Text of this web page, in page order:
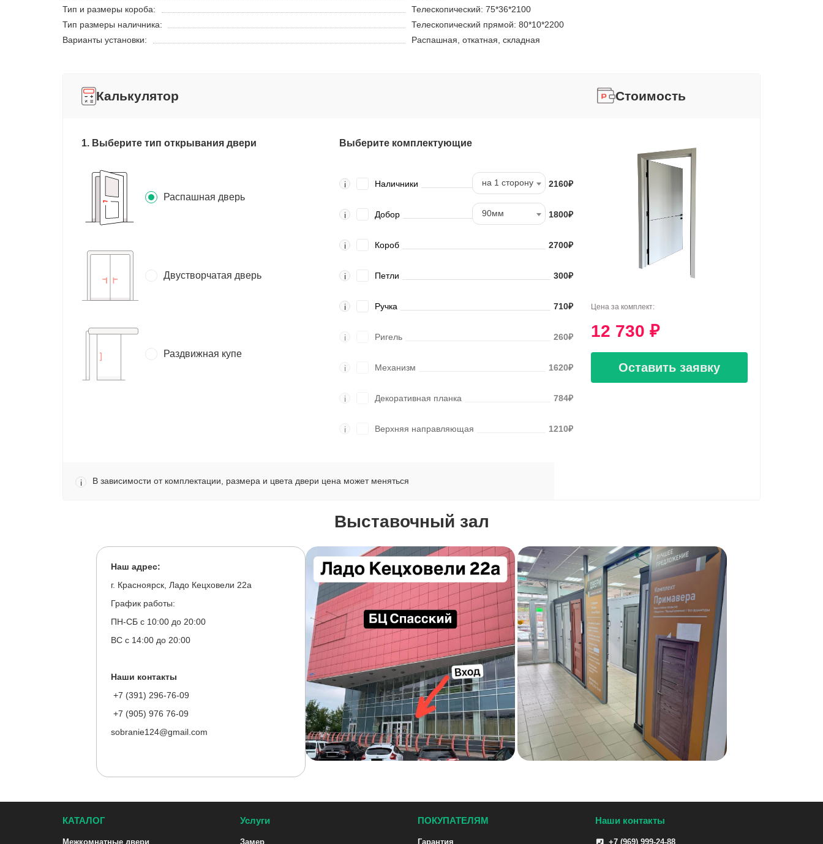
Тип и размеры короба:
Телескопический: 75*36*2100
Тип размеры наличника:
Телескопический прямой: 80*10*2200
Варианты установки:
Распашная, откатная, складная
Калькулятор
1. Выберите тип открывания двери
Распашная дверь
Двустворчатая дверь
Раздвижная купе
Выберите комплектующие
i Наличники на 1 сторону 2160₽
i Добор 90мм 1800₽
i Короб 2700₽
i Петли 300₽
i Ручка 710₽
i Ригель 260₽
i Механизм 1620₽
i Декоративная планка 784₽
i Верхняя направляющая 1210₽
Стоимость
Цена за комплект:
12 730 ₽
Оставить заявку
i В зависимости от комплектации, размера и цвета двери цена может меняться
Выставочный зал
Наш адрес:
г. Красноярск, Ладо Кецховели 22а
График работы:
ПН-СБ с 10:00 до 20:00
ВС с 14:00 до 20:00
Наши контакты
+7 (391) 296-76-09
+7 (905) 976 76-09
sobranie124@gmail.com
КАТАЛОГ
Межкомнатные двери
Услуги
Замер
ПОКУПАТЕЛЯМ
Гарантия
Наши контакты
+7 (969) 999-24-88